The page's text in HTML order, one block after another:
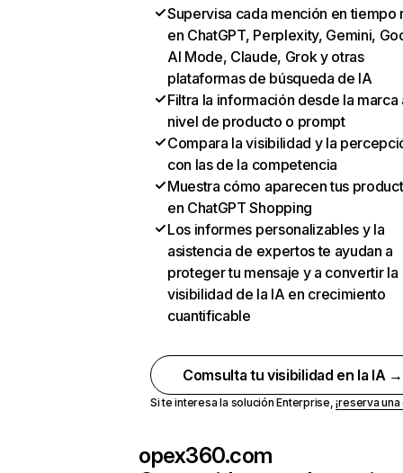
Supervisa cada mención en tiempo
en ChatGPT, Perplexity, Gemini,
AI Mode, Claude, Grok y otras
plataformas de búsqueda de IA
Filtra la información desde la marca
nivel de producto o prompt
Compara la visibilidad y la
con las de la competencia
Muestra cómo aparecen tus
en ChatGPT Shopping
Los informes personalizables y la
asistencia de expertos te ayudan a
proteger tu mensaje y a convertir la
visibilidad de la IA en crecimiento
cuantificable
Comsulta tu visibilidad en la IA →
Si te interesa la solución Enterprise,¡reserva
opex360.com